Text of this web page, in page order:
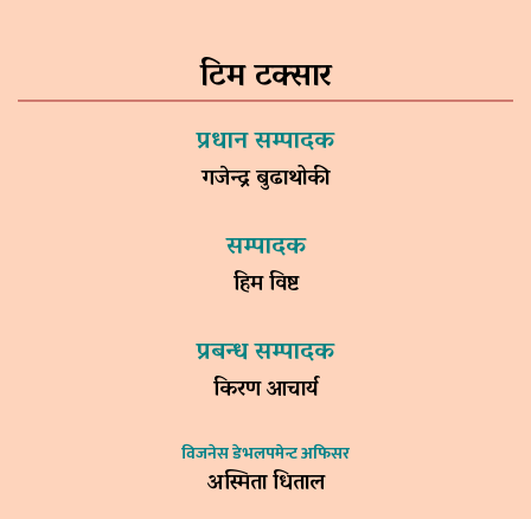
टिम टक्सार
प्रधान सम्पादक
गजेन्द्र बुढाथोकी
सम्पादक
हिम विष्ट
प्रबन्ध सम्पादक
किरण आचार्य
विजनेस डेभलपमेन्ट अफिसर
अस्मिता धिताल